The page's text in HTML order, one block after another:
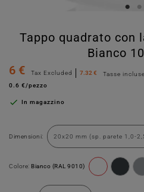
Tappo quadrato con
Bianco
6 €
Tax Excluded 7.32 €
Tasse incluse
0.6 €/pezzo
 In magazzino
Dimensioni:
Colore: Bianco (RAL 9010)